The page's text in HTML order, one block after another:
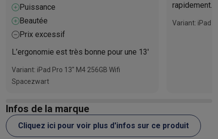
Puissance
Beautée
Prix excessif
L’ergonomie est très bonne pour une 13'
Variant: iPad Pro 13" M4 256GB Wifi
Spacezwart
rapidement.
Variant: iPad
Infos de la marque
Cliquez ici pour voir plus d'infos sur ce produit